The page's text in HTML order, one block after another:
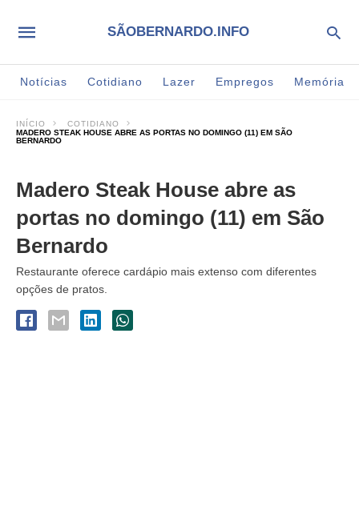
SÃOBERNARDO.INFO
Notícias Cotidiano Lazer Empregos Memória
INÍCIO
COTIDIANO
MADERO STEAK HOUSE ABRE AS PORTAS NO DOMINGO (11) EM SÃO
BERNARDO
Madero Steak House abre as
portas no domingo (11) em São
Bernardo
Restaurante oferece cardápio mais extenso com diferentes
opções de pratos.